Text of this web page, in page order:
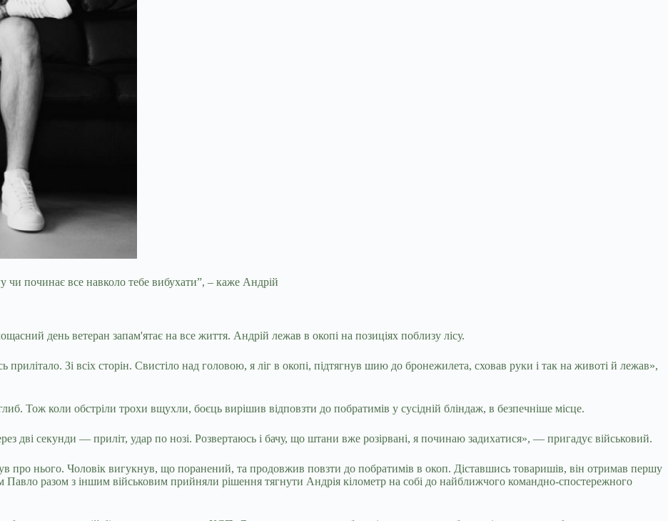
чи починає все навколо тебе вибухати”, – каже Андрій
день ветеран запам'ятає на все життя. Андрій лежав в окопі на позиціях поблизу лісу.
Зі всіх сторін. Свистіло над головою, я ліг в окопі, підтягнув шию до бронежилета, сховав руки і так на животі й лежав»,
Тож коли обстріли трохи вщухли, боєць вирішив відповзти до побратимів у сусідній бліндаж, в безпечніше місце.
дві секунди — приліт, удар по нозі. Розвертаюсь і бачу, що штани вже розірвані, я починаю задихатися», — пригадує військовий.
про нього. Чоловік вигукнув, що поранений, та продовжив повзти до побратимів в окоп. Діставшись товаришів, він отримав першу
Павло разом з іншим військовим прийняли рішення тягнути Андрія кілометр на собі до найближчого командно-спостережного